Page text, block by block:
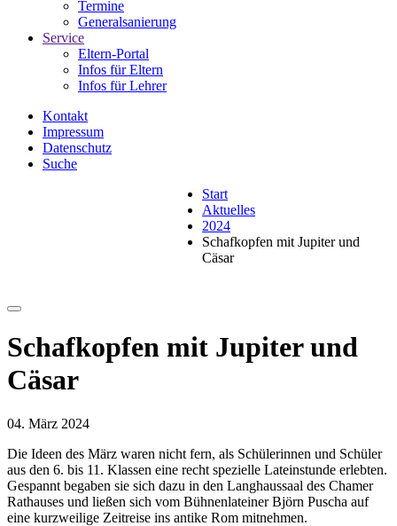
Termine
Generalsanierung
Service
Eltern-Portal
Infos für Eltern
Infos für Lehrer
Kontakt
Impressum
Datenschutz
Suche
Start
Aktuelles
2024
Schafkopfen mit Jupiter und
Cäsar
Schafkopfen mit Jupiter und
Cäsar
04. März 2024
Die Ideen des März waren nicht fern, als Schülerinnen und Schüler
aus den 6. bis 11. Klassen eine recht spezielle Lateinstunde erlebten.
Gespannt begaben sie sich dazu in den Langhaussaal des Chamer
Rathauses und ließen sich vom Bühnenlateiner Björn Puscha auf
eine kurzweilige Zeitreise ins antike Rom mitnehmen.